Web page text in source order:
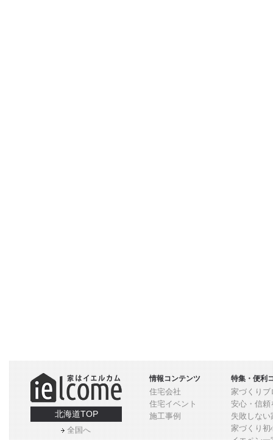
北海道TOP
全国へ
情報コンテンツ
住宅会社
住宅イベント
施工事例
特集・便利
家づくりブ
安心・信頼
失敗しない
家づくり初